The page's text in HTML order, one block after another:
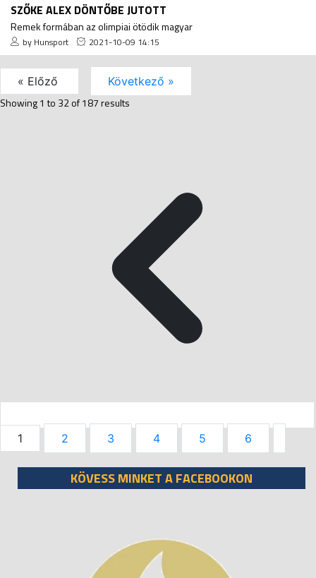
SZŐKE ALEX DÖNTŐBE JUTOTT
Remek formában az olimpiai ötödik magyar
by Hunsport 2021-10-09 14:15
« Előző Következő »
Showing1 to 32of187results
1 2 3 4 5 6
KÖVESS MINKET A FACEBOOKON